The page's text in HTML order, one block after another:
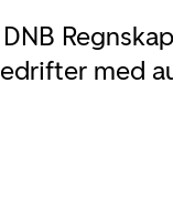
DNB
med